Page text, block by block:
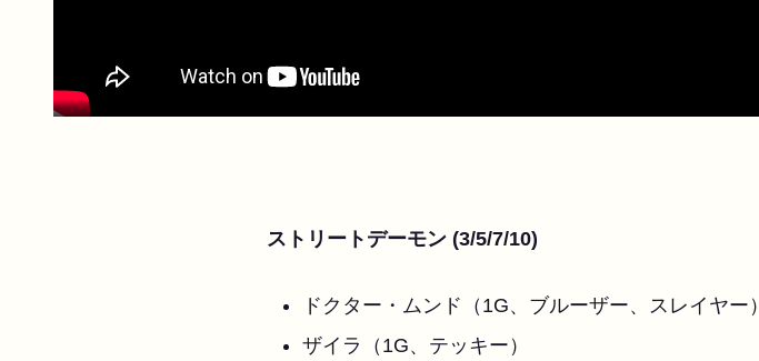
ストリートデーモン (3/5/7/10)
ドクター・ムンド（1G、ブルーザー、スレイヤー）
ザイラ（1G、テッキー）